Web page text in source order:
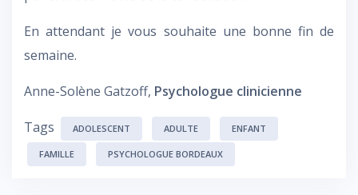
En attendant je vous souhaite une bonne fin de
semaine.
Anne-Solène Gatzoff, Psychologue clinicienne
Tags ADOLESCENT ADULTE ENFANT
FAMILLE PSYCHOLOGUE BORDEAUX